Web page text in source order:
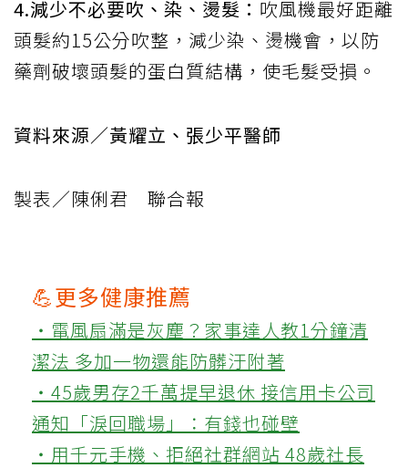
4.減少不必要吹、染、燙髮： 吹風機最好距離
頭髮約15公分吹整，減少染、燙機會，以防
藥劑破壞頭髮的蛋白質結構，使毛髮受損。
資料來源／黃耀立、張少平醫師
製表／陳俐君 聯合報
💪更多健康推薦
‧電風扇滿是灰塵？家事達人教1分鐘清
潔法 多加一物還能防髒汙附著
‧45歲男存2千萬提早退休 接信用卡公司
通知「淚回職場」：有錢也碰壁
‧用千元手機、拒絕社群網站 48歲社長